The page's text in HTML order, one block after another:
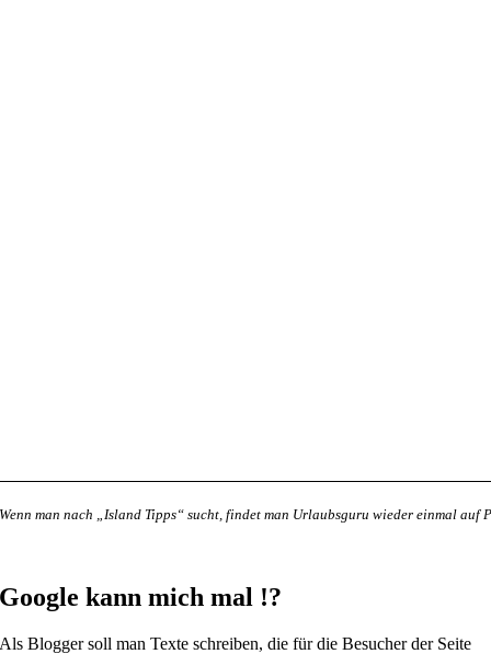
Wenn man nach „Island Tipps“ sucht, findet man Urlaubsguru wieder einmal auf
Google kann mich mal !?
Als Blogger soll man Texte schreiben, die für die Besucher der Seite